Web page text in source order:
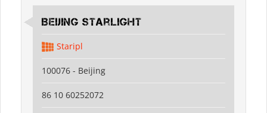
Beijing Starlight
Staripl
100076 - Beijing
86 10 60252072